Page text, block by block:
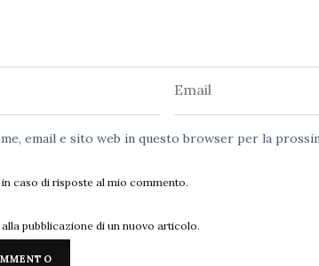
email e sito web in questo browser per la
caso di risposte al mio commento.
pubblicazione di un nuovo articolo.